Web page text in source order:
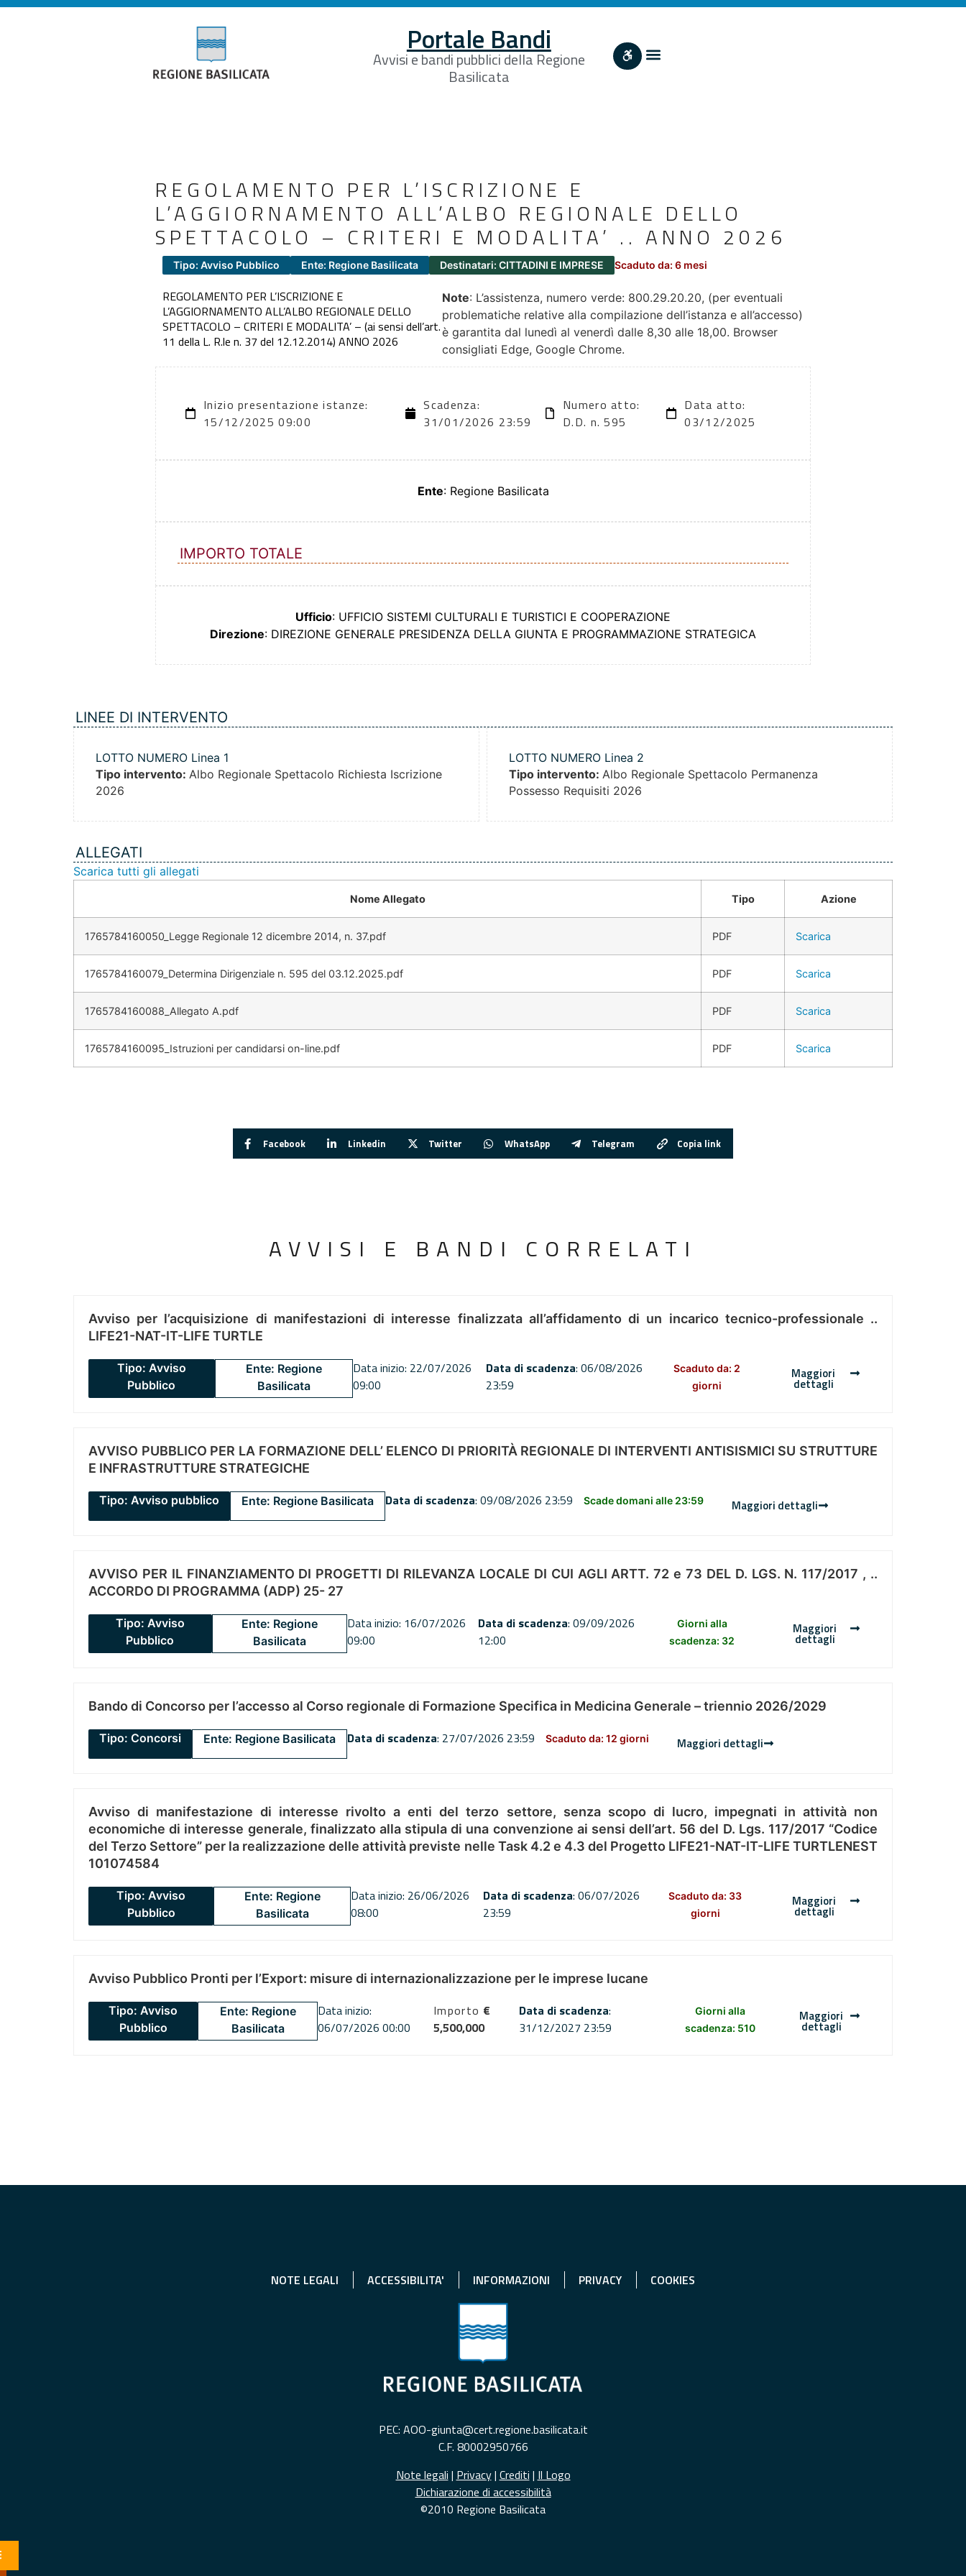
Portale Bandi
Avvisi e bandi pubblici della Regione
Basilicata
REGOLAMENTO PER L’ISCRIZIONE E
L’AGGIORNAMENTO ALL’ALBO REGIONALE DELLO
SPETTACOLO – CRITERI E MODALITA’ .. ANNO 2026
Tipo: Avviso Pubblico Ente: Regione Basilicata Destinatari: CITTADINI E IMPRESE Scaduto da: 6 mesi
REGOLAMENTO PER L’ISCRIZIONE E
L’AGGIORNAMENTO ALL’ALBO REGIONALE DELLO
SPETTACOLO – CRITERI E MODALITA’ – (ai sensi dell’art.
11 della L. R.le n. 37 del 12.12.2014) ANNO 2026
Note: L’assistenza, numero verde: 800.29.20.20, (per eventuali
problematiche relative alla compilazione dell’istanza e all’accesso)
è garantita dal lunedì al venerdì dalle 8,30 alle 18,00. Browser
consigliati Edge, Google Chrome.
Inizio presentazione istanze:
15/12/2025 09:00
Scadenza:
31/01/2026 23:59
Numero atto:
D.D. n. 595
Data atto:
03/12/2025
Ente: Regione Basilicata
IMPORTO TOTALE
Ufficio: UFFICIO SISTEMI CULTURALI E TURISTICI E COOPERAZIONE
Direzione: DIREZIONE GENERALE PRESIDENZA DELLA GIUNTA E PROGRAMMAZIONE STRATEGICA
LINEE DI INTERVENTO
LOTTO NUMERO Linea 1
Tipo intervento: Albo Regionale Spettacolo Richiesta Iscrizione
2026
LOTTO NUMERO Linea 2
Tipo intervento: Albo Regionale Spettacolo Permanenza
Possesso Requisiti 2026
ALLEGATI
Scarica tutti gli allegati
Nome Allegato Tipo Azione
1765784160050_Legge Regionale 12 dicembre 2014, n. 37.pdf PDF Scarica
1765784160079_Determina Dirigenziale n. 595 del 03.12.2025.pdf PDF Scarica
1765784160088_Allegato A.pdf PDF Scarica
1765784160095_Istruzioni per candidarsi on-line.pdf PDF Scarica
Facebook Linkedin Twitter WhatsApp Telegram Copia link
AVVISI E BANDI CORRELATI
Avviso per l’acquisizione di manifestazioni di interesse finalizzata all’affidamento di un incarico tecnico-professionale ..
LIFE21-NAT-IT-LIFE TURTLE
Tipo: Avviso
Pubblico
Ente: Regione
Basilicata
Data inizio: 22/07/2026
09:00
Data di scadenza: 06/08/2026
23:59
Scaduto da: 2
giorni
Maggiori
dettagli
AVVISO PUBBLICO PER LA FORMAZIONE DELL’ ELENCO DI PRIORITÀ REGIONALE DI INTERVENTI ANTISISMICI SU STRUTTURE
E INFRASTRUTTURE STRATEGICHE
Tipo: Avviso pubblico Ente: Regione Basilicata Data di scadenza: 09/08/2026 23:59 Scade domani alle 23:59 Maggiori dettagli
AVVISO PER IL FINANZIAMENTO DI PROGETTI DI RILEVANZA LOCALE DI CUI AGLI ARTT. 72 e 73 DEL D. LGS. N. 117/2017 , ..
ACCORDO DI PROGRAMMA (ADP) 25- 27
Tipo: Avviso
Pubblico
Ente: Regione
Basilicata
Data inizio: 16/07/2026
09:00
Data di scadenza: 09/09/2026
12:00
Giorni alla
scadenza: 32
Maggiori
dettagli
Bando di Concorso per l’accesso al Corso regionale di Formazione Specifica in Medicina Generale – triennio 2026/2029
Tipo: Concorsi Ente: Regione Basilicata Data di scadenza: 27/07/2026 23:59 Scaduto da: 12 giorni Maggiori dettagli
Avviso di manifestazione di interesse rivolto a enti del terzo settore, senza scopo di lucro, impegnati in attività non
economiche di interesse generale, finalizzato alla stipula di una convenzione ai sensi dell’art. 56 del D. Lgs. 117/2017 “Codice
del Terzo Settore” per la realizzazione delle attività previste nelle Task 4.2 e 4.3 del Progetto LIFE21-NAT-IT-LIFE TURTLENEST
101074584
Tipo: Avviso
Pubblico
Ente: Regione
Basilicata
Data inizio: 26/06/2026
08:00
Data di scadenza: 06/07/2026
23:59
Scaduto da: 33
giorni
Maggiori
dettagli
Avviso Pubblico Pronti per l’Export: misure di internazionalizzazione per le imprese lucane
Tipo: Avviso
Pubblico
Ente: Regione
Basilicata
Data inizio:
06/07/2026 00:00
Importo €
5,500,000
Data di scadenza:
31/12/2027 23:59
Giorni alla
scadenza: 510
Maggiori
dettagli
NOTE LEGALI ACCESSIBILITA' INFORMAZIONI PRIVACY COOKIES
PEC: AOO-giunta@cert.regione.basilicata.it
C.F. 80002950766
Note legali | Privacy| Crediti | Il Logo
Dichiarazione di accessibilità
©2010 Regione Basilicata